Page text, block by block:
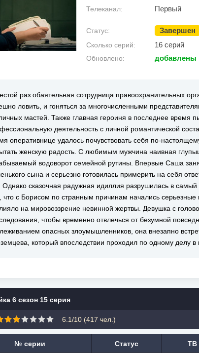
Телеканал: Первый
Статус: Завершен
Сколько серий: 16 серий
Обновлено: добавлены
раз обаятельная сотрудница правоохранительных
ловить, и гоняться за многочисленными
мастей. Также главная героиня в последнее время
деятельность с личной романтической
оперативнице удалось почувствовать себя по-
женскую радость. С любимым мужчина наивная
водоворот семейной рутины. Впервые Саша
сына и серьезно готовилась примерить на себя
Однако сказочная радужная идиллия разрушилась в
что с Борисом по странным причинам начались серьезные
на мировоззрение невинной жертвы. Девушка с
чтобы временно отвлечься от безумной
опасных злоумышленников, она внезапно
который впоследствии проходил по одному делу в
6 сезон 15 серия
6.1/10 (417 чел.)
№ серии Статус ТВ